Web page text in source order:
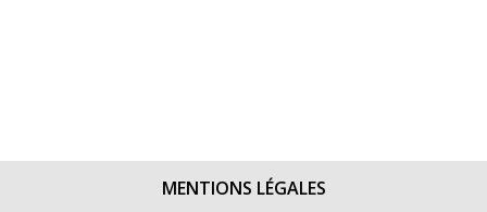
MENTIONS LÉGALES